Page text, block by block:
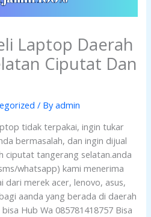
Laptop Daerah
Ciputat Dan
/ Byadmin
tidak terpakai, ingin tukar
bermasalah, dan ingin dijual
ciputat tangerang selatan.anda
whatsapp) kami menerima
dari merek acer, lenovo, asus,
aanda yang berada di daerah
Hub Wa 085781418757 Bisa